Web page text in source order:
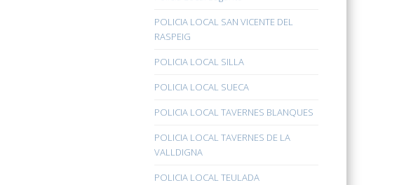
POLICIA LOCAL SAN VICENTE DEL
RASPEIG
POLICIA LOCAL SILLA
POLICIA LOCAL SUECA
POLICIA LOCAL TAVERNES BLANQUES
POLICIA LOCAL TAVERNES DE LA
VALLDIGNA
POLICIA LOCAL TEULADA